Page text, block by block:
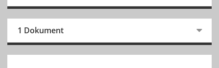
1 Dokument